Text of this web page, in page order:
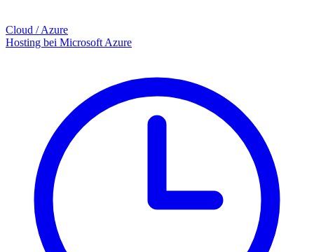
Cloud / Azure
Hosting bei Microsoft Azure